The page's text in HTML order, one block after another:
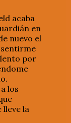
acaba
en
nuevo el
por
los
lleve la